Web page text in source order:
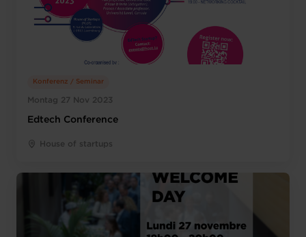
Montag 27 Nov 2023
Konferenz / Seminar
Edtech Conference
House of startups